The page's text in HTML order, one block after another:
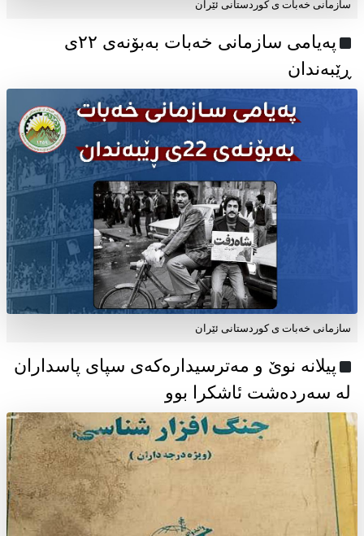
سازمانی خەبات ی کوردستانی ئێران
پەیامی سازمانی خەبات بەبۆنەی ۲۲ی
ڕێبەندان
سازمانی خەبات ی كوردستانی ئێران
پیلانە نوێ و مەترسیدارەکەی سپای پاسداران
لە سەردەشت ئاشکرا بوو